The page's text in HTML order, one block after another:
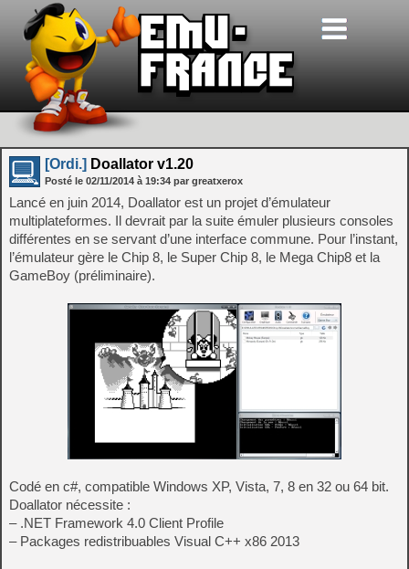
[Ordi.] Doallator v1.20
Posté le 02/11/2014 à 19:34 par greatxerox
Lancé en juin 2014, Doallator est un projet d’émulateur
multiplateformes. Il devrait par la suite émuler plusieurs consoles
différentes en se servant d’une interface commune. Pour l’instant,
l’émulateur gère le Chip 8, le Super Chip 8, le Mega Chip8 et la
GameBoy (préliminaire).
Codé en c#, compatible Windows XP, Vista, 7, 8 en 32 ou 64 bit.
Doallator nécessite :
– .NET Framework 4.0 Client Profile
– Packages redistribuables Visual C++ x86 2013